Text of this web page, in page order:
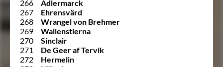
266
Adlermarck
267
Ehrensvärd
268
Wrangel von Brehmer
269
Wallenstierna
270
Sinclair
271
De Geer af Tervik
272
Hermelin